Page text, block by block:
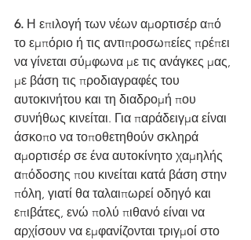
6. Η επιλογή των νέων αμορτισέρ από
το εμπόριο ή τις αντιπροσωπείες πρέπει
να γίνεται σύμφωνα με τις ανάγκες μας,
με βάση τις προδιαγραφές του
αυτοκινήτου και τη διαδρομή που
συνήθως κινείται. Για παράδειγμα είναι
άσκοπο να τοποθετηθούν σκληρά
αμορτισέρ σε ένα αυτοκίνητο χαμηλής
απόδοσης που κινείται κατά βάση στην
πόλη, γιατί θα ταλαιπωρεί οδηγό και
επιβάτες, ενώ πολύ πιθανό είναι να
αρχίσουν να εμφανίζονται τριγμοί στο